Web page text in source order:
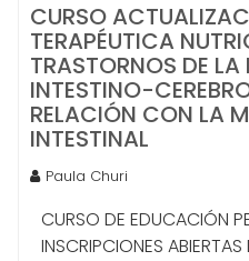
CURSO
TERAPÉUTICA
TRASTORNOS DE
INTESTINO-
RELACIÓN CON LA
INTESTINAL
Paula Churi
CURSO DE EDUCACIÓN
INSCRIPCIONES ABIERTAS